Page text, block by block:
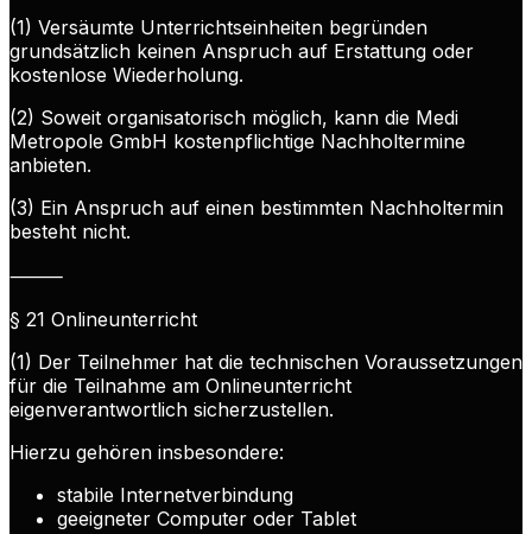
(1) Versäumte Unterrichtseinheiten begründen
grundsätzlich keinen Anspruch auf Erstattung oder
kostenlose Wiederholung.
(2) Soweit organisatorisch möglich, kann die Medi
Metropole GmbH kostenpflichtige Nachholtermine
anbieten.
(3) Ein Anspruch auf einen bestimmten Nachholtermin
besteht nicht.
⸻
§ 21 Onlineunterricht
(1) Der Teilnehmer hat die technischen Voraussetzungen
für die Teilnahme am Onlineunterricht
eigenverantwortlich sicherzustellen.
Hierzu gehören insbesondere:
stabile Internetverbindung
geeigneter Computer oder Tablet